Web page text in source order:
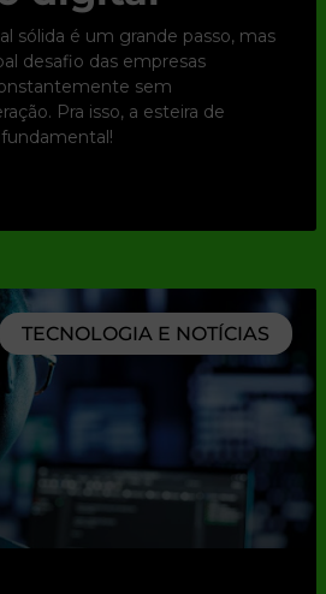
sólida é um grande passo, mas
desafio das empresas
sem
Pra isso, a esteira de
TECNOLOGIA E NOTÍCIAS